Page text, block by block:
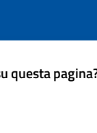
questa